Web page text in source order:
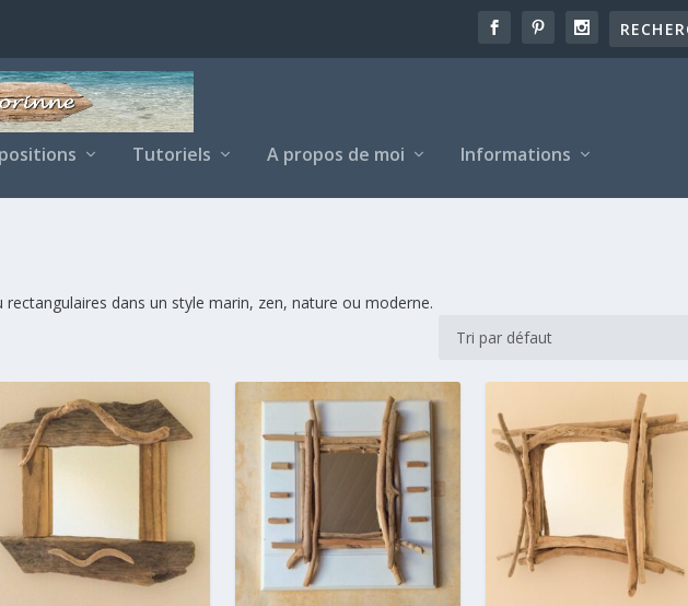
Tutoriels A propos de moi Informations
dans un style marin, zen, nature ou moderne.